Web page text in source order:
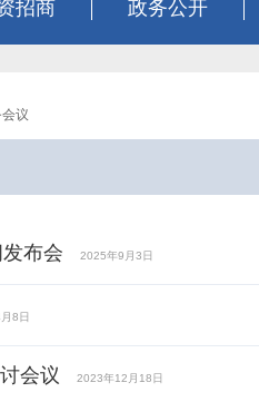
招商 政务公开
议
布会 2025年9月3日
8日
会议 2023年12月18日